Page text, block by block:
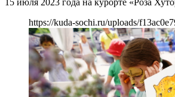
15 июля 2023 года на курорте «Роза
https://kuda-sochi.ru/uploads/